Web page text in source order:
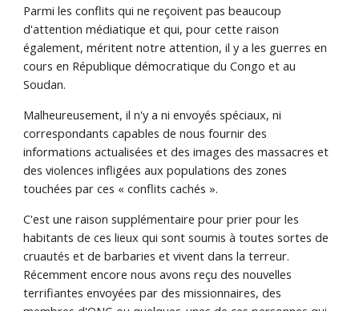
Parmi les conflits qui ne reçoivent pas beaucoup
d'attention médiatique et qui, pour cette raison
également, méritent notre attention, il y a les guerres en
cours en République démocratique du Congo et au
Soudan.
Malheureusement, il n'y a ni envoyés spéciaux, ni
correspondants capables de nous fournir des
informations actualisées et des images des massacres et
des violences infligées aux populations des zones
touchées par ces « conflits cachés ».
C'est une raison supplémentaire pour prier pour les
habitants de ces lieux qui sont soumis à toutes sortes de
cruautés et de barbaries et vivent dans la terreur.
Récemment encore nous avons reçu des nouvelles
terrifiantes envoyées par des missionnaires, des